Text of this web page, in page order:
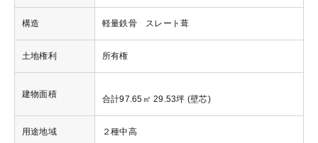
構造 軽量鉄骨 スレート葺
土地権利 所有権
建物面積
合計97.65㎡ 29.53坪 (壁芯)
用途地域 ２種中高